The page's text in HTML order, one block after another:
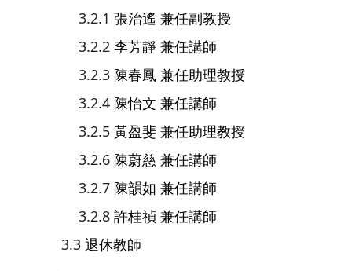
張治遙 兼任副教授
李芳靜 兼任講師
陳春鳳 兼任助理教授
陳怡文 兼任講師
黃盈斐 兼任助理教授
陳蔚慈 兼任講師
陳韻如 兼任講師
許桂禎 兼任講師
退休教師